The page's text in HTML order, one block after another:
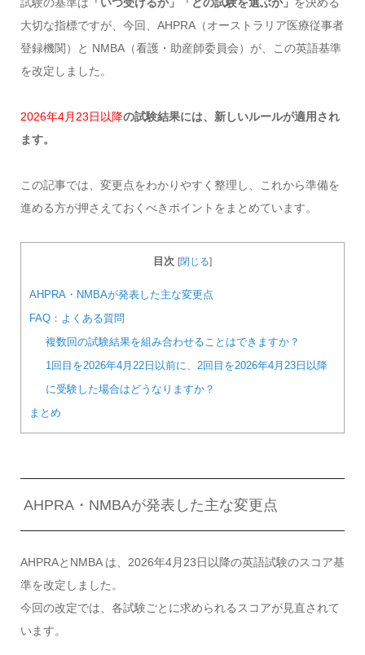
大切な指標ですが、今回、AHPRA（オーストラリア医療従事者
登録機関）と NMBA（看護・助産師委員会）が、この英語基準
を改定しました。
2026年4月23日以降の試験結果には、新しいルールが適用され
ます。
この記事では、変更点をわかりやすく整理し、これから準備を
進める方が押さえておくべきポイントをまとめています。
目次 [閉じる]
AHPRA・NMBAが発表した主な変更点
FAQ：よくある質問
複数回の試験結果を組み合わせることはできますか？
1回目を2026年4月22日以前に、2回目を2026年4月23日以降
に受験した場合はどうなりますか？
まとめ
AHPRA・NMBAが発表した主な変更点
AHPRAとNMBA は、2026年4月23日以降の英語試験のスコア基
準を改定しました。
今回の改定では、各試験ごとに求められるスコアが見直されて
います。